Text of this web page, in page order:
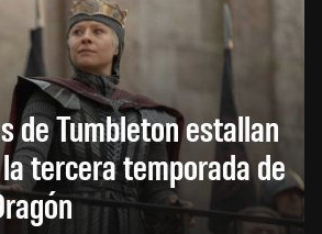
de Tumbleton estallan
tercera temporada de